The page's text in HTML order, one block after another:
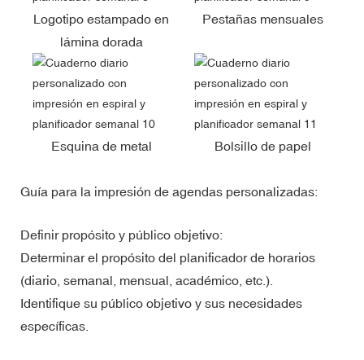
Logotipo estampado en
lámina dorada
Pestañas mensuales
Esquina de metal Bolsillo de papel
Guía para la impresión de agendas personalizadas:
Definir propósito y público objetivo:
Determinar el propósito del planificador de horarios
(diario, semanal, mensual, académico, etc.).
Identifique su público objetivo y sus necesidades
específicas.